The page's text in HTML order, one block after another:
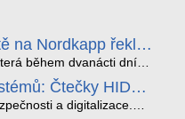
na Nordkapp řekla
během dvanácti dní
jsme vzali na trasu z
Laponsko až na
až −13 °C a mimo
Čtečky HID
a digitalizace.